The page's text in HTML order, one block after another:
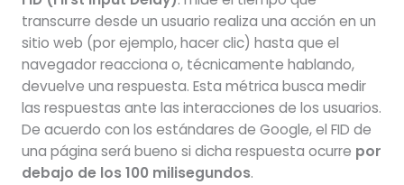
transcurre desde un usuario realiza una acción en un
sitio web (por ejemplo, hacer clic) hasta que el
navegador reacciona o, técnicamente hablando,
devuelve una respuesta. Esta métrica busca medir
las respuestas ante las interacciones de los usuarios.
De acuerdo con los estándares de Google, el FID de
una página será bueno si dicha respuesta ocurre por
debajo de los 100 milisegundos.